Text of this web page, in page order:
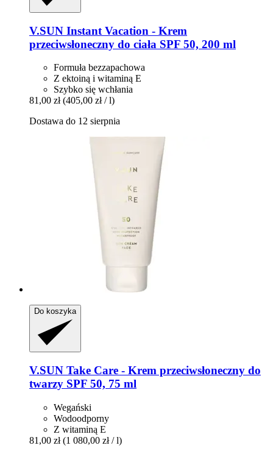
V.SUN Instant Vacation -​ Krem
przeciwsłoneczny do ciała SPF 50, 200 ml
Formuła bezzapachowa
Z ektoiną i witaminą E
Szybko się wchłania
81,00 zł (405,00 zł / l)
Dostawa do 12 sierpnia
Do koszyka
V.SUN Take Care -​ Krem przeciwsłoneczny do
twarzy SPF 50, 75 ml
Wegański
Wodoodporny
Z witaminą E
81,00 zł (1 080,00 zł / l)